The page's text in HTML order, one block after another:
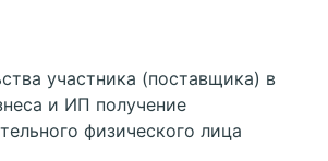
участника (поставщика) в
и ИП получение
физического лица